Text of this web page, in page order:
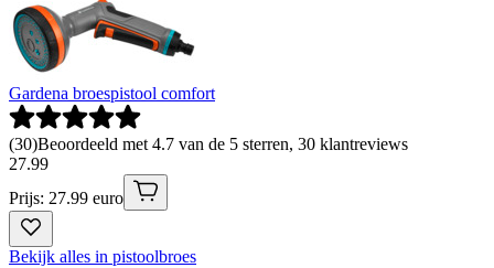
Gardena broespistool comfort
(30)Beoordeeld met 4.7 van de 5 sterren, 30 klantreviews
27.99
Prijs: 27.99 euro
Bekijk alles in pistoolbroes